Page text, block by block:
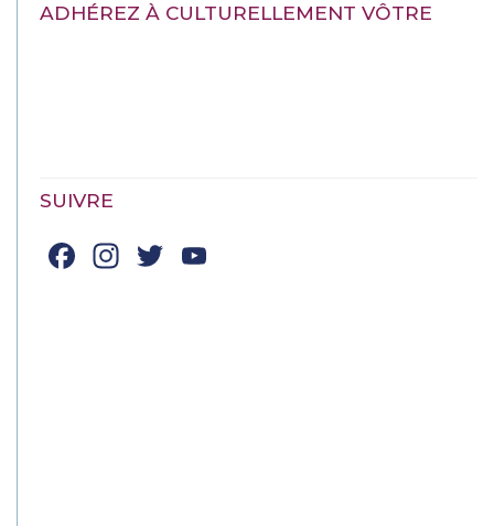
ADHÉREZ À CULTURELLEMENT VÔTRE
SUIVRE
Facebook
Instagram
Twitter